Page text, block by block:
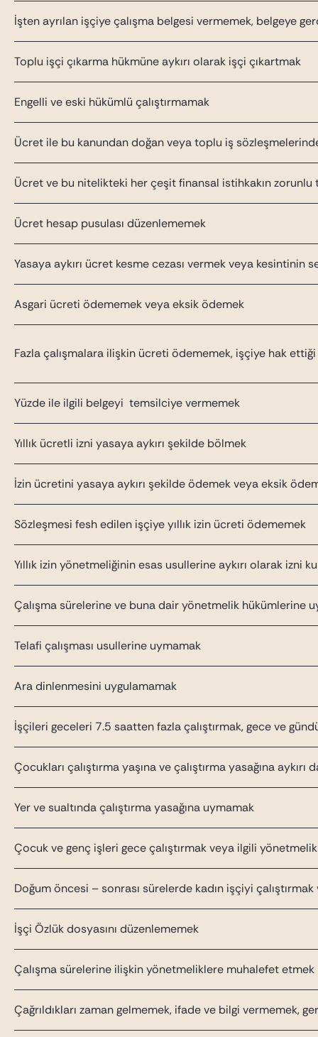
İşten ayrılan işçiye çalışma belgesi vermemek, belgeye
Toplu işçi çıkarma hükmüne aykırı olarak işçi çıkartmak
Engelli ve eski hükümlü çalıştırmamak
Ücret ile bu kanundan doğan veya toplu iş
Ücret ve bu nitelikteki her çeşit finansal istihkakın
Ücret hesap pusulası düzenlememek
Yasaya aykırı ücret kesme cezası vermek veya kesintinin
Asgari ücreti ödememek veya eksik ödemek
Fazla çalışmalara ilişkin ücreti ödememek, işçiye hak
Yüzde ile ilgili belgeyi temsilciye vermemek
Yıllık ücretli izni yasaya aykırı şekilde bölmek
İzin ücretini yasaya aykırı şekilde ödemek veya eksik
Sözleşmesi fesh edilen işçiye yıllık izin ücreti ödememek
Yıllık izin yönetmeliğinin esas usullerine aykırı olarak izni
Çalışma sürelerine ve buna dair yönetmelik hükümlerine
Telafi çalışması usullerine uymamak
Ara dinlenmesini uygulamamak
İşçileri geceleri 7.5 saatten fazla çalıştırmak, gece ve
Çocukları çalıştırma yaşına ve çalıştırma yasağına aykırı
Yer ve sualtında çalıştırma yasağına uymamak
Çocuk ve genç işleri gece çalıştırmak veya ilgili
Doğum öncesi – sonrası sürelerde kadın işçiyi
İşçi Özlük dosyasını düzenlememek
Çalışma sürelerine ilişkin yönetmeliklere muhalefet etmek
Çağrıldıkları zaman gelmemek, ifade ve bilgi